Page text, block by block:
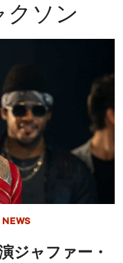
クソン
NEWS
ジャファー・